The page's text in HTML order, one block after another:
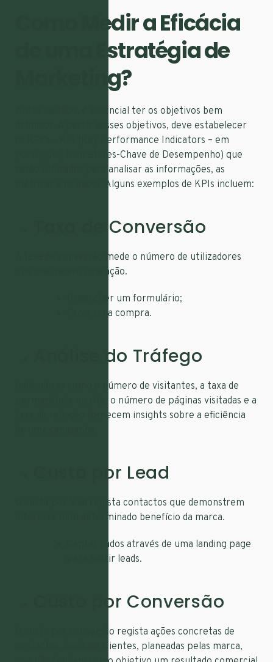
Como Medir a Eficácia
de uma Estratégia de
Marketing?
Antes de tudo, é essencial ter os objetivos bem
definidos. A partir desses objetivos, deve estabelecer
os KPI’s – KPI (Key Performance Indicators – em
português, Indicadores-Chave de Desempenho) que
serão utilizados para analisar as informações, as
métricas e os dados. Alguns exemplos de KPIs incluem:
Taxa de Conversão
A taxa de conversão mede o número de utilizadores
que realizaram uma ação.
Preencher um formulário;
Fazer uma compra.
Análise do Tráfego
Indicadores como o número de visitantes, a taxa de
permanência no site, o número de páginas visitadas e a
taxa de rejeição fornecem insights sobre a eficiência
Custo por Lead
O custo por lead regista contactos que demonstrem
interesse num determinado benefício da marca.
Captar dados através de uma landing page
para nutrir leads.
Custo por Conversão
O custo por conversão regista ações concretas de
contactos, leads ou clientes, planeadas pelas marca,